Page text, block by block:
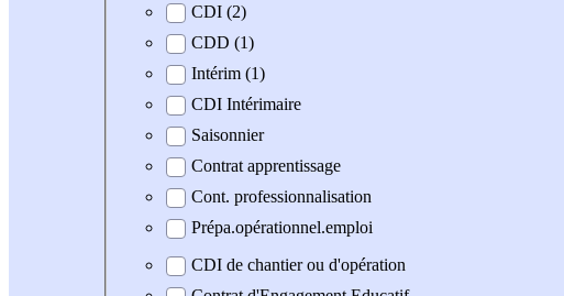
Type de contrat
CDI (2)
CDD (1)
Intérim (1)
CDI Intérimaire
Saisonnier
Contrat apprentissage
Cont. professionnalisation
Prépa.opérationnel.emploi
CDI de chantier ou d'opération